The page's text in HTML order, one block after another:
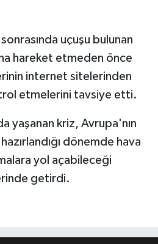
uçuşu bulunan
hareket etmeden önce
internet sitelerinden
etmelerini tavsiye etti.
yaşanan kriz, Avrupa'nın
dönemde hava
yol açabileceği
getirdi.